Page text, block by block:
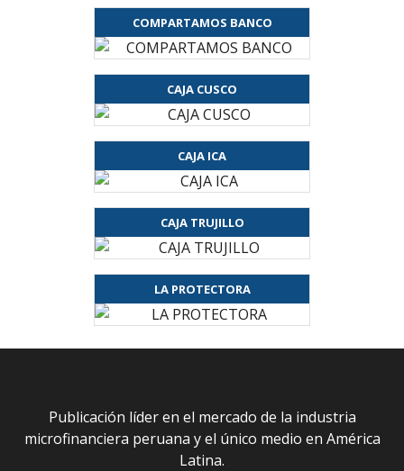
COMPARTAMOS BANCO
CAJA CUSCO
CAJA ICA
CAJA TRUJILLO
LA PROTECTORA
Publicación líder en el mercado de la industria
microfinanciera peruana y el único medio en América
Latina.